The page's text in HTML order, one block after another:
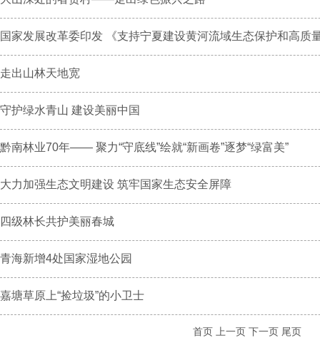
国家发展改革委印发 《支持宁夏建设黄河流域生态保护和高质
走出山林天地宽
守护绿水青山 建设美丽中国
黔南林业70年—— 聚力“守底线”绘就“新画卷”逐梦“绿富美”
大力加强生态文明建设 筑牢国家生态安全屏障
四级林长共护美丽春城
青海新增4处国家湿地公园
嘉塘草原上“捡垃圾”的小卫士
首页 上一页 下一页 尾页